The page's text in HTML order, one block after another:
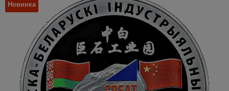
Новинка